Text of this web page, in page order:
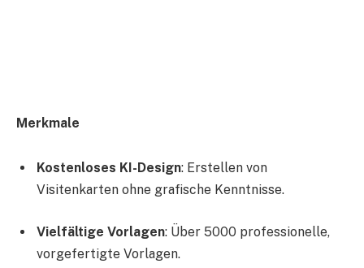
Merkmale
Kostenloses KI-Design: Erstellen von
Visitenkarten ohne grafische Kenntnisse.
Vielfältige Vorlagen: Über 5000 professionelle,
vorgefertigte Vorlagen.